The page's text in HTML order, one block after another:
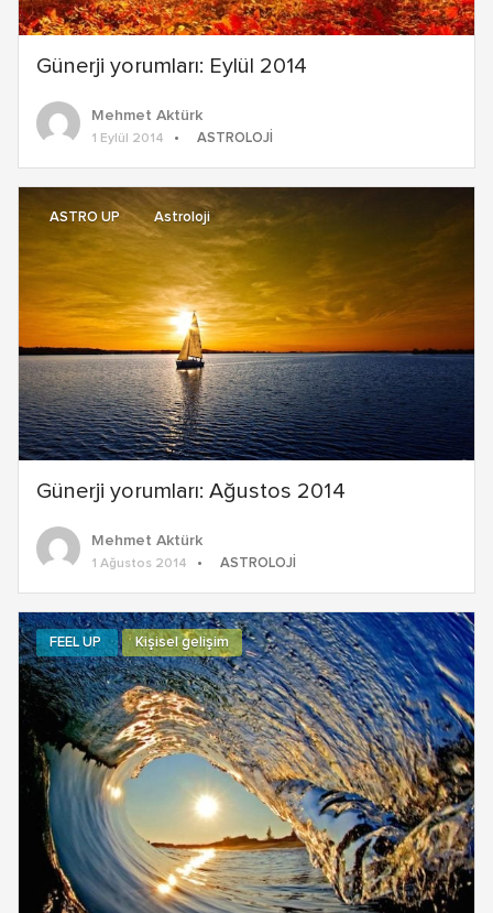
Günerji yorumları: Eylül 2014
Mehmet Aktürk
1 Eylül 2014 ASTROLOJI
Günerji yorumları: Ağustos 2014
ASTRO UP Astroloji
Mehmet Aktürk
1 Ağustos 2014 ASTROLOJI
FEEL UP Kişisel gelişim